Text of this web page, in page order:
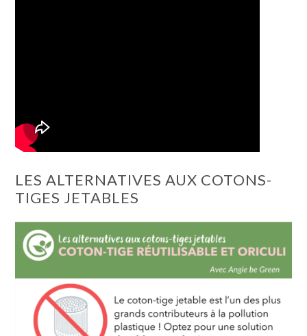
LES ALTERNATIVES AUX COTONS-
TIGES JETABLES